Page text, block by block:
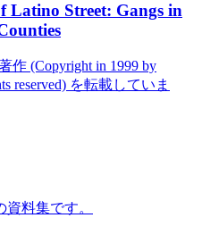
Street: Gangs in
作 (Copyright in 1999 by
reserved) を転載していま
資料集です。